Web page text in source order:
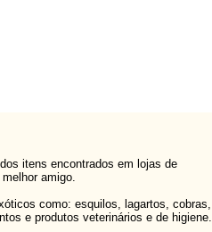
itens encontrados em lojas de
amigo.
como: esquilos, lagartos, cobras,
e produtos veterinários e de higiene.